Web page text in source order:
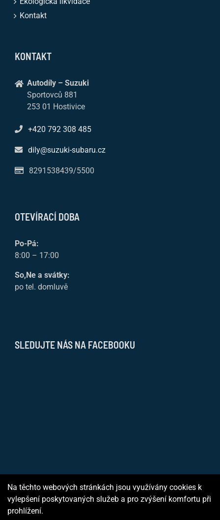
Kontakt
KONTAKT
Autodíly – Suzuki
Sportovců 881
253 01 Hostivice
+420 792 308 485
dily@suzuki-subaru.cz
8291538439/5500
OTEVÍRACÍ DOBA
Po-Pá:
8:00 – 17:00
So,Ne a svátky:
po tel. domluvě
SLEDUJTE NÁS NA FACEBOOKU
Na těchto webových stránkách jsou využívány cookies k
vylepšení poskytovaných služeb a pro zvýšení komfortu při
prohlížení.